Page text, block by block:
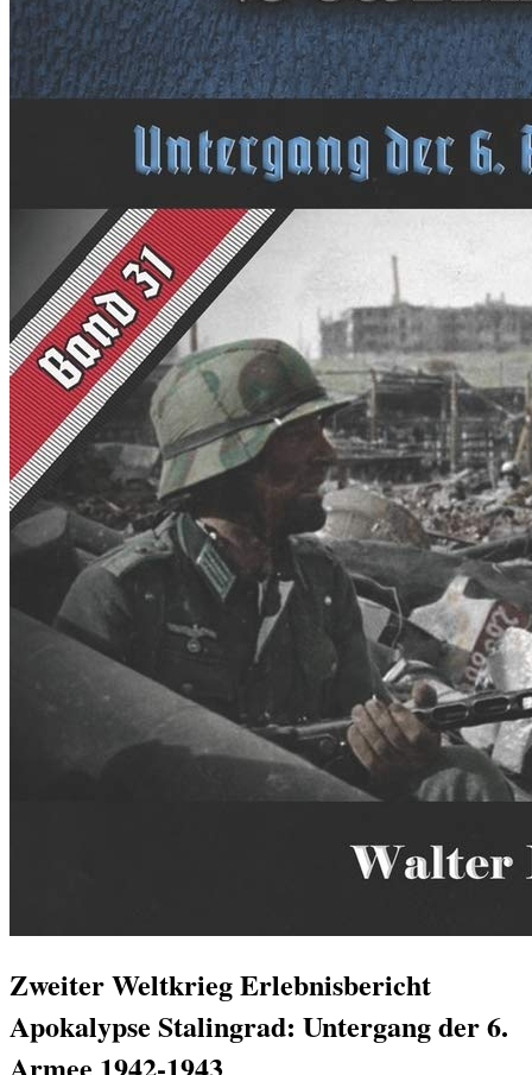
Zweiter Weltkrieg Erlebnisbericht
Apokalypse Stalingrad: Untergang der 6.